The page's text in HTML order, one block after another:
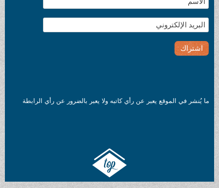
ما يُنشر في الموقع يعبر عن رأي كاتبه ولا يعبر بالضرور عن رأي الرابطة